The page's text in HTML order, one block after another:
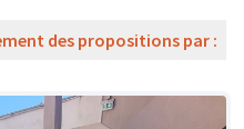
des propositions par :